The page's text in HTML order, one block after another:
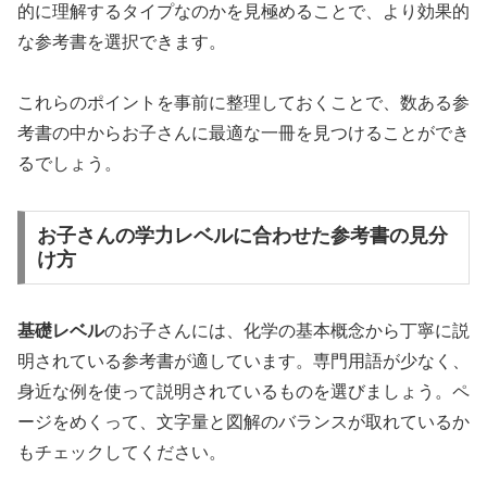
的に理解するタイプなのかを見極めることで、より効果的
な参考書を選択できます。
これらのポイントを事前に整理しておくことで、数ある参
考書の中からお子さんに最適な一冊を見つけることができ
るでしょう。
お子さんの学力レベルに合わせた参考書の見分
け方
基礎レベルのお子さんには、化学の基本概念から丁寧に説
明されている参考書が適しています。専門用語が少なく、
身近な例を使って説明されているものを選びましょう。ペ
ージをめくって、文字量と図解のバランスが取れているか
もチェックしてください。